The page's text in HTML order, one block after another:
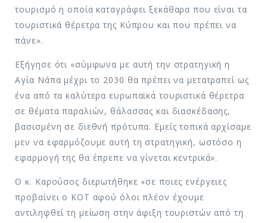
τουρισμό η οποία καταγράφει ξεκάθαρα που είναι τα
τουριστικά θέρετρα της Κύπρου και που πρέπει να
πάνε».
Εξήγησε ότι «σύμφωνα με αυτή την στρατηγική η
Αγία Νάπα μέχρι το 2030 θα πρέπει να μετατραπεί ως
ένα από τα καλύτερα ευρωπαϊκά τουριστικά θέρετρα
σε θέματα παραλιών, θάλασσας και διασκέδασης,
βασισμένη σε διεθνή πρότυπα. Εμείς τοπικά αρχίσαμε
μεν να εφαρμόζουμε αυτή τη στρατηγική, ωστόσο η
εφαρμογή της θα έπρεπε να γίνεται κεντρικά».
Ο κ. Καρούσος διερωτήθηκε «σε ποιες ενέργειες
προβαίνει ο ΚΟΤ αφού όλοι πλέον έχουμε
αντιληφθεί τη μείωση στην άφιξη τουριστών από τη